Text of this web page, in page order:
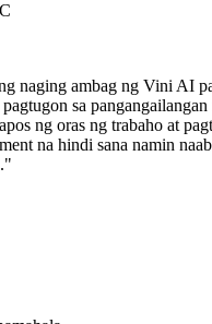
naging ambag ng Vini AI
sa pangangailangan
ng oras ng trabaho at
na hindi sana namin